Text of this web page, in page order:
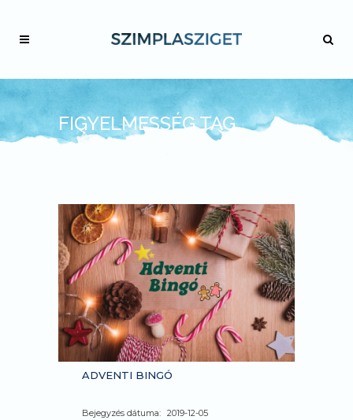
FIGYELMESSÉG TAG
ADVENTI BINGÓ
Bejegyzés dátuma: 2019-12-05